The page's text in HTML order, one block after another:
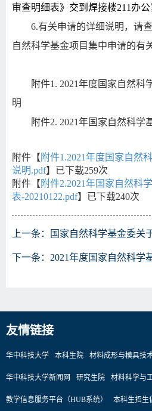
审查明细表》交到焊接楼211 办公
6.有关申请的详细说明，请
自然科学基金项目集中申请的有
附件1. 2021年度国家自然科
明
附件2. 2021年国家自然科学
附件【 附件1.2021年度国家自然
说明.pdf】已下载259次
附件【 附件2.2021年国家自然科
表-20210122.pdf】已下载240次
上一条： 国家自然科学基金委关于发布功能基元序构的高性能
下一条： 2021年度国家自然科学基金委员会与韩
友情链接
华中科技大学 本科生院 材料成形与模具技
华中科技大学新闻网 研究生院 材料科学与
教学信息服务平台（HUB系统） 本科生招生